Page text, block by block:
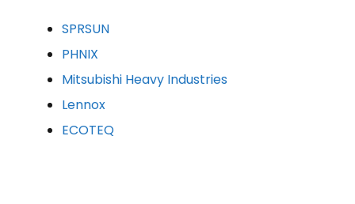
SPRSUN
PHNIX
Mitsubishi Heavy Industries
Lennox
ECOTEQ